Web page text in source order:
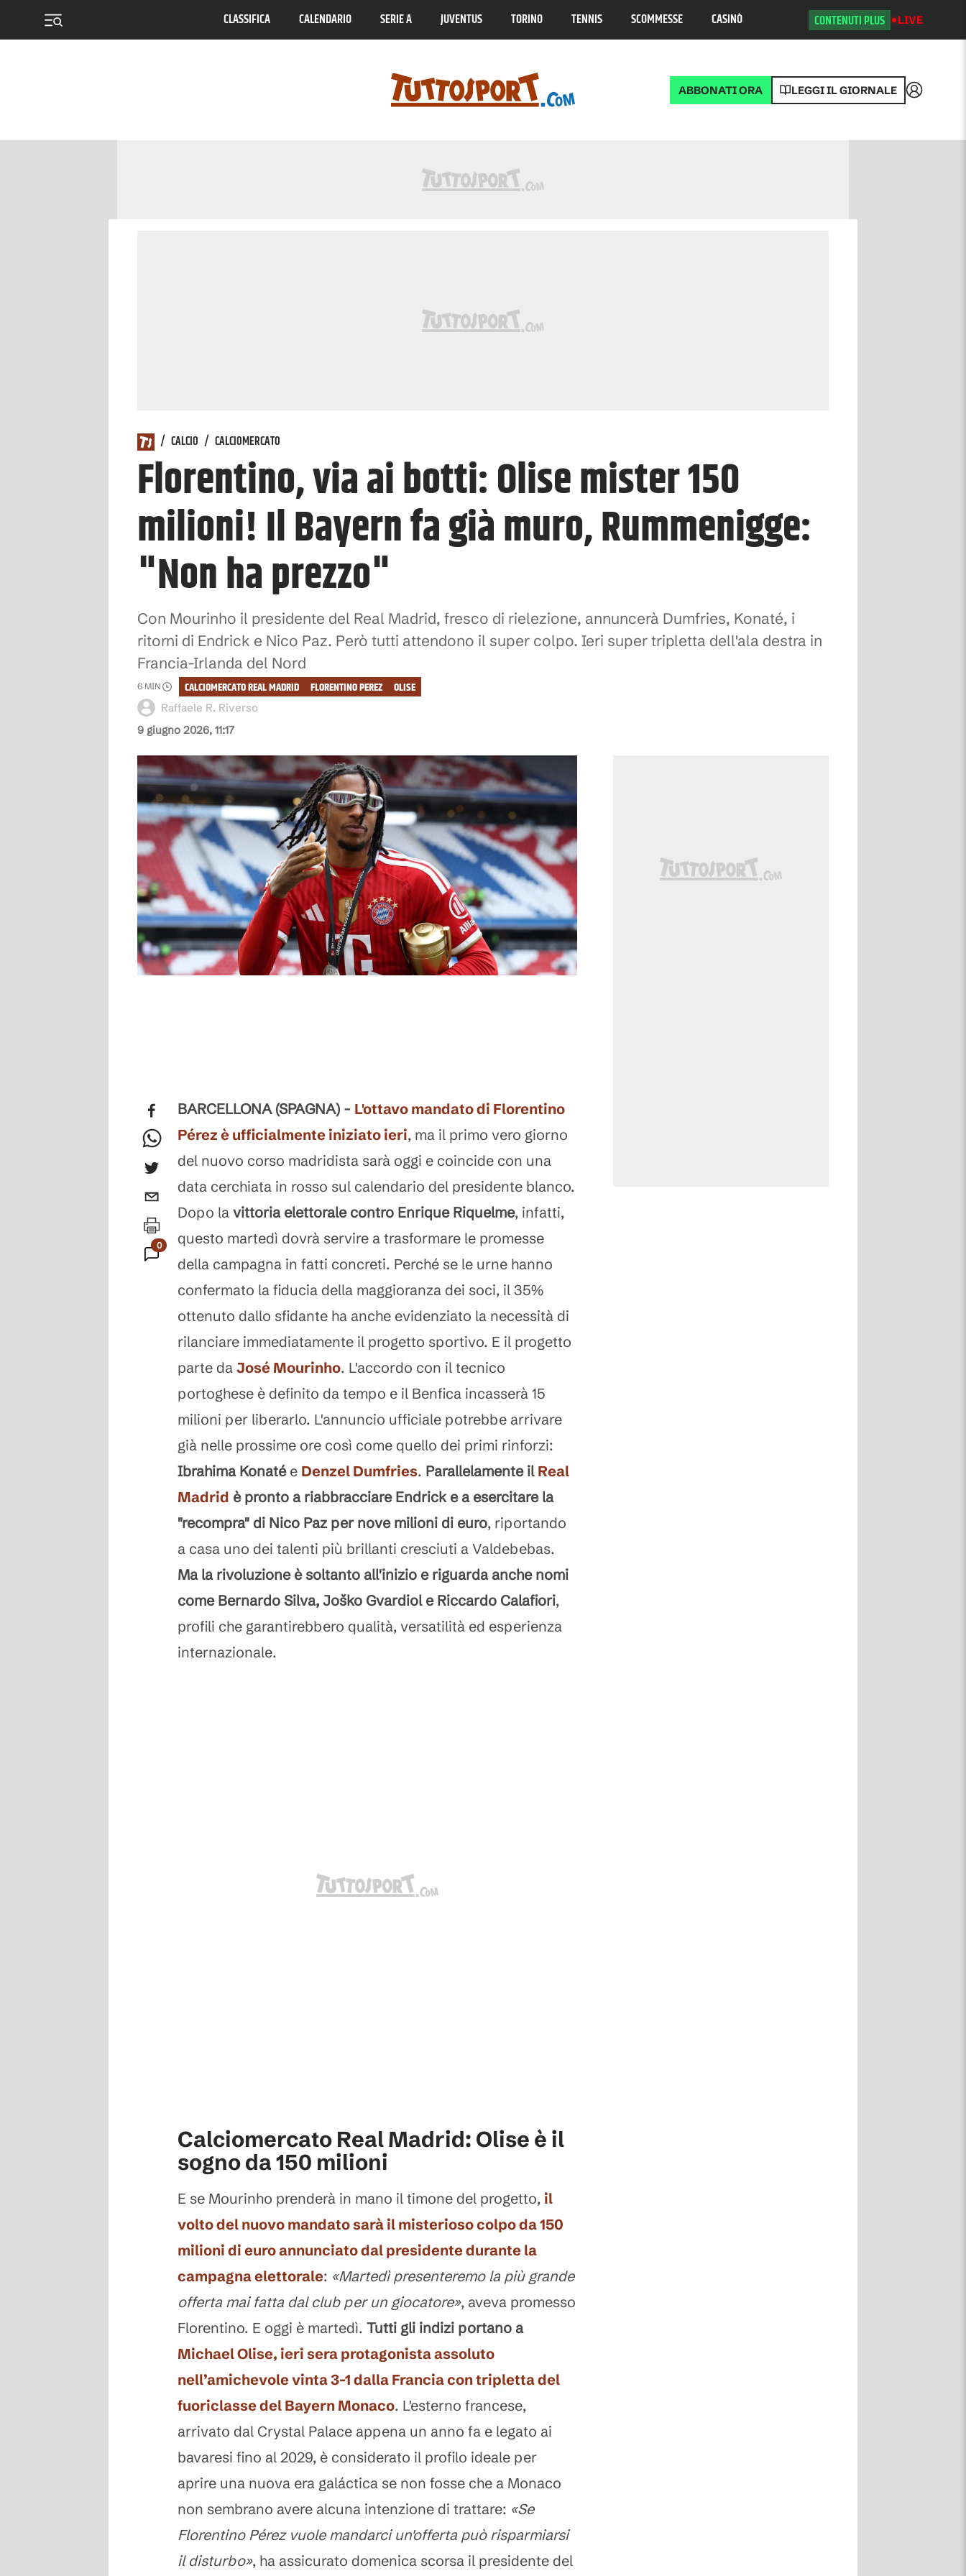
CLASSIFICA CALENDARIO SERIE A JUVENTUS TORINO TENNIS SCOMMESSE CASINÒ CONTENUTI PLUS LIVE
ABBONATI ORA LEGGI IL GIORNALE Accedi
/ CALCIO / CALCIOMERCATO
Florentino, via ai botti: Olise mister 150
milioni! Il Bayern fa già muro, Rummenigge:
"Non ha prezzo"
Con Mourinho il presidente del Real Madrid, fresco di rielezione, annuncerà Dumfries, Konaté, i
ritorni di Endrick e Nico Paz. Però tutti attendono il super colpo. Ieri super tripletta dell'ala destra in
Francia-Irlanda del Nord
9 giugno 2026, 11:17
Raffaele R. Riverso
6 MIN OLISE
FLORENTINO PEREZ
CALCIOMERCATO REAL MADRID
0
Commenti
BARCELLONA (SPAGNA) - L'ottavo mandato di Florentino
Pérez è ufficialmente iniziato ieri, ma il primo vero giorno
del nuovo corso madridista sarà oggi e coincide con una
data cerchiata in rosso sul calendario del presidente blanco.
Dopo la vittoria elettorale contro Enrique Riquelme, infatti,
questo martedì dovrà servire a trasformare le promesse
della campagna in fatti concreti. Perché se le urne hanno
confermato la fiducia della maggioranza dei soci, il 35%
ottenuto dallo sfidante ha anche evidenziato la necessità di
rilanciare immediatamente il progetto sportivo. E il progetto
parte da José Mourinho. L'accordo con il tecnico
portoghese è definito da tempo e il Benfica incasserà 15
milioni per liberarlo. L'annuncio ufficiale potrebbe arrivare
già nelle prossime ore così come quello dei primi rinforzi:
Ibrahima Konatée Denzel Dumfries. Parallelamente il Real
Madrid è pronto a riabbracciare Endrick e a esercitare la
"recompra" di Nico Paz per nove milioni di euro, riportando
a casa uno dei talenti più brillanti cresciuti a Valdebebas.
Ma la rivoluzione è soltanto all'inizio e riguarda anche nomi
come Bernardo Silva, Joško Gvardiol e Riccardo Calafiori,
profili che garantirebbero qualità, versatilità ed esperienza
internazionale.
Calciomercato Real Madrid: Olise è il
sogno da 150 milioni
E se Mourinho prenderà in mano il timone del progetto, il
volto del nuovo mandato sarà il misterioso colpo da 150
milioni di euro annunciato dal presidente durante la
campagna elettorale: «Martedì presenteremo la più grande
offerta mai fatta dal club per un giocatore», aveva promesso
Florentino. E oggi è martedì. Tutti gli indizi portano a
Michael Olise, ieri sera protagonista assoluto
nell’amichevole vinta 3-1 dalla Francia con tripletta del
fuoriclasse del Bayern Monaco. L'esterno francese,
arrivato dal Crystal Palace appena un anno fa e legato ai
bavaresi fino al 2029, è considerato il profilo ideale per
aprire una nuova era galáctica se non fosse che a Monaco
non sembrano avere alcuna intenzione di trattare: «Se
Florentino Pérez vuole mandarci un'offerta può risparmiarsi
il disturbo», ha assicurato domenica scorsa il presidente del